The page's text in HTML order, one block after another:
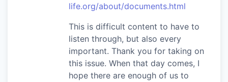
life.org/about/documents.html
This is difficult content to have to
listen through, but also every
important. Thank you for taking on
this issue. When that day comes, I
hope there are enough of us to